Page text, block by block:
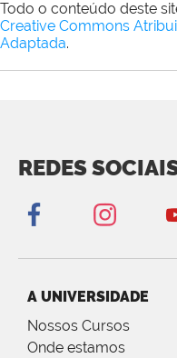
Todo o conteúdo deste
Creative Commons
Adaptada.
REDES
A UNIVERSIDADE
Nossos Cursos
Onde estamos